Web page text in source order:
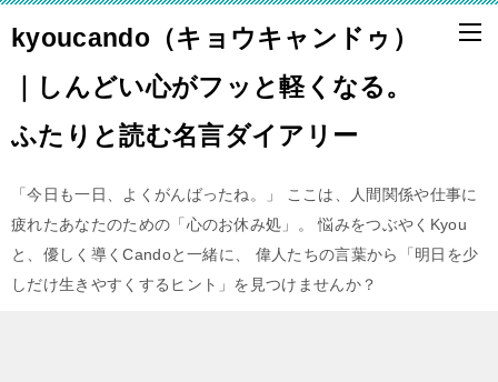
kyoucando（キョウキャンドゥ）
｜しんどい心がフッと軽くなる。
ふたりと読む名言ダイアリー
「今日も一日、よくがんばったね。」 ここは、人間関係や仕事に
疲れたあなたのための「心のお休み処」。 悩みをつぶやくKyou
と、優しく導くCandoと一緒に、 偉人たちの言葉から「明日を少
しだけ生きやすくするヒント」を見つけませんか？